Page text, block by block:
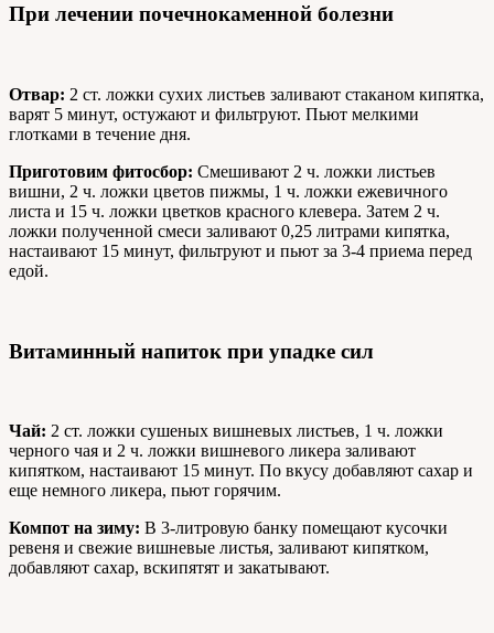
При лечении почечнокаменной болезни
Отвар: 2 ст. ложки сухих листьев заливают стаканом кипятка,
варят 5 минут, остужают и фильтруют. Пьют мелкими
глотками в течение дня.
Приготовим фитосбор: Смешивают 2 ч. ложки листьев
вишни, 2 ч. ложки цветов пижмы, 1 ч. ложки ежевичного
листа и 15 ч. ложки цветков красного клевера. Затем 2 ч.
ложки полученной смеси заливают 0,25 литрами кипятка,
настаивают 15 минут, фильтруют и пьют за 3-4 приема перед
едой.
Витаминный напиток при упадке сил
Чай: 2 ст. ложки сушеных вишневых листьев, 1 ч. ложки
черного чая и 2 ч. ложки вишневого ликера заливают
кипятком, настаивают 15 минут. По вкусу добавляют сахар и
еще немного ликера, пьют горячим.
Компот на зиму: В 3-литровую банку помещают кусочки
ревеня и свежие вишневые листья, заливают кипятком,
добавляют сахар, вскипятят и закатывают.